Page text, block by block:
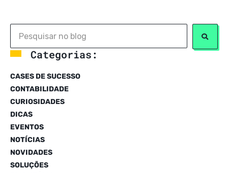
Categorias:
CASES DE SUCESSO
CONTABILIDADE
CURIOSIDADES
DICAS
EVENTOS
NOTÍCIAS
NOVIDADES
SOLUÇÕES